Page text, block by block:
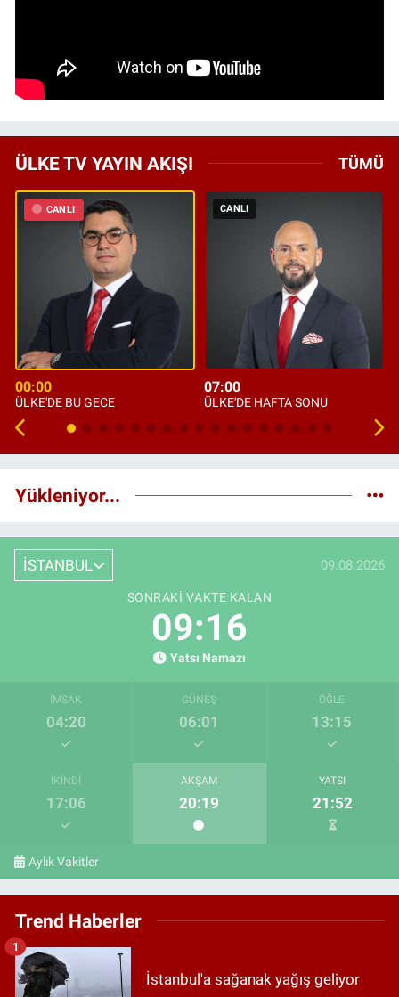
ÜLKE TV YAYIN AKIŞI TÜMÜ
CANLI
00:00
ÜLKE'DE BU GECE
CANLI
07:00
ÜLKE'DE HAFTA SONU
Yükleniyor...
İSTANBUL 09.08.2026
SONRAKI VAKTE KALAN
09:16
Yatsı Namazı
İMSAK
04:20
GÜNEŞ
06:01
ÖĞLE
13:15
İKINDI
17:06
AKŞAM
20:19
YATSI
21:52
Aylık Vakitler
Trend Haberler
İstanbul'a sağanak yağış geliyor
1